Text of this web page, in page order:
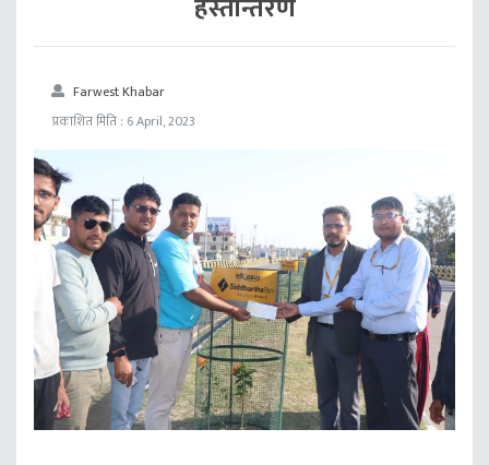
Farwest Khabar
प्रकाशित मिति : 6 April, 2023